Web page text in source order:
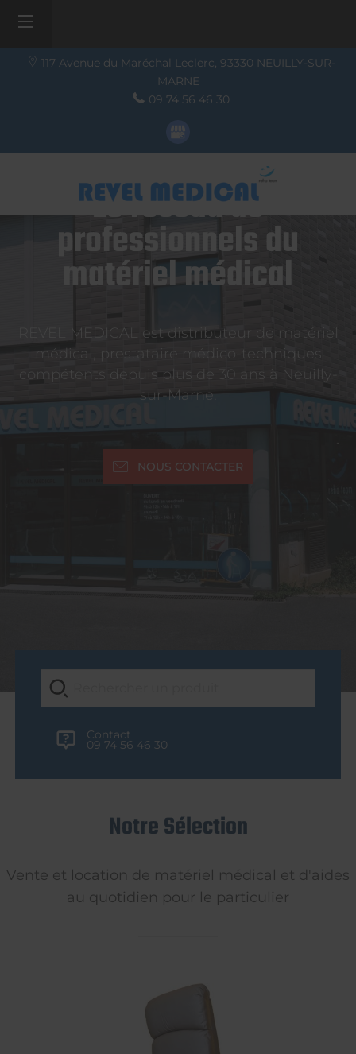
117 Avenue du Maréchal Leclerc, 93330 NEUILLY-SUR-
MARNE
09 74 56 46 30
Le réseau de
professionnels du
matériel médical
REVEL MEDICAL est distributeur de matériel
médical, prestataire médico-techniques
compétents depuis plus de 30 ans à Neuilly-
sur-Marne.
NOUS CONTACTER
Contact
09 74 56 46 30
Notre Sélection
Vente et location de matériel médical et d'aides
au quotidien pour le particulier